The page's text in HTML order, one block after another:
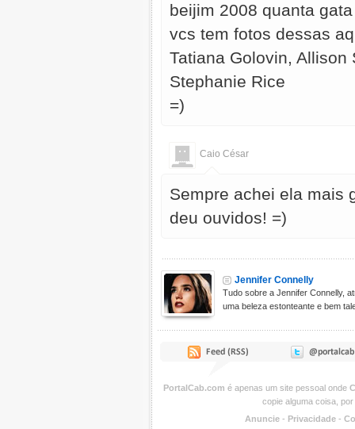
beijim 2008 quanta
vcs tem fotos dessas
Tatiana Golovin, Allison
Stephanie Rice
=)
Caio César
Sempre achei ela mais
deu ouvidos! =)
Jennifer Connelly
Tudo sobre a Jennifer Connelly,
uma beleza estonteante e bem
PortalCab.com é apenas um site pessoal onde
copie alguma coisa,
Anuncie - Privacidade -